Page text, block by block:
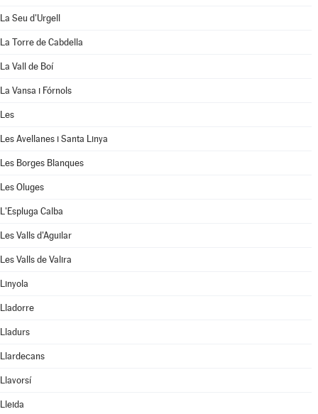
La Seu d'Urgell
La Torre de Cabdella
La Vall de Boí
La Vansa i Fórnols
Les
Les Avellanes i Santa Linya
Les Borges Blanques
Les Oluges
L'Espluga Calba
Les Valls d'Aguilar
Les Valls de Valira
Linyola
Lladorre
Lladurs
Llardecans
Llavorsí
Lleida